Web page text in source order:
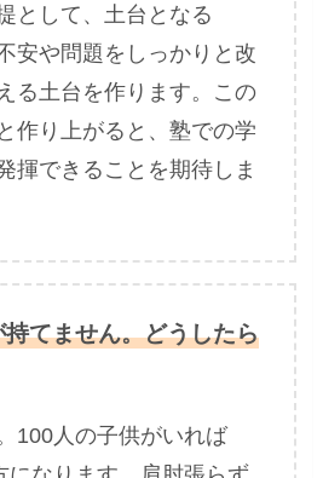
として、土台となる
安や問題をしっかりと改
る土台を作ります。この
作り上がると、塾での学
揮できることを期待しま
てません。どうしたら
100人の子供がいれば